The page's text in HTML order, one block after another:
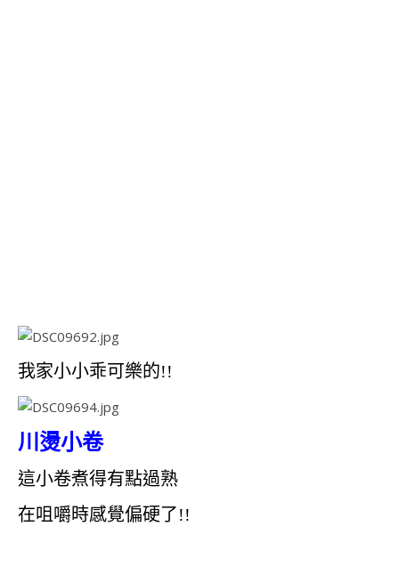
我家小小乖可樂的!!
川燙小卷
這小卷煮得有點過熟
在咀嚼時感覺偏硬了!!